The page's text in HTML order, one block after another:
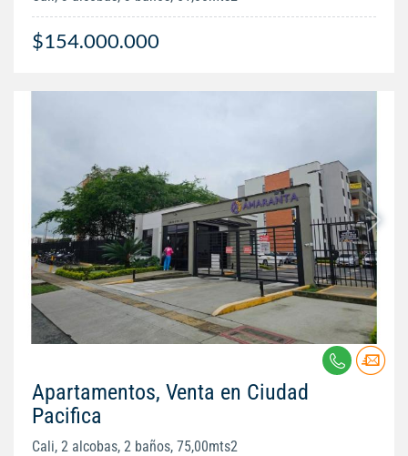
$154.000.000
Apartamentos, Venta en Ciudad
Pacifica
Cali, 2 alcobas, 2 baños, 75,00mts2